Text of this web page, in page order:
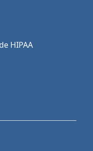
HIPAA